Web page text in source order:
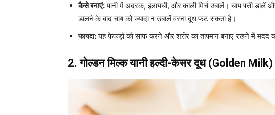
कैसे बनाएं:पानी में अदरक, इलायची, और काली मिर्च उबालें। चाय पत्ती
डालने के बाद चाय को ज्यादा न उबालें वरना दूध फट सकता है।
फायदा:यह फेफड़ों को साफ करने और शरीर का तापमान बनाए रखने में मदद
2. गोल्डन मिल्क यानी हल्दी-केसर दूध (Golden Milk)